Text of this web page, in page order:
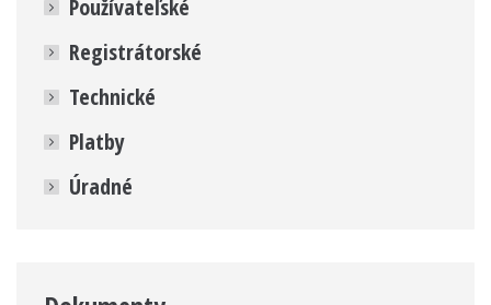
Používateľské
Registrátorské
Technické
Platby
Úradné